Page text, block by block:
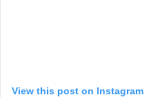
View this post on Instagram